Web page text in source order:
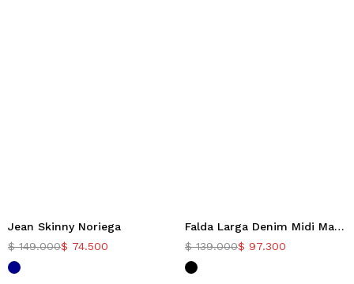
-50%
Jean Skinny Noriega
$149.000$ 74.500
-30%
Falda Larga Denim Midi Madison
$139.000$ 97.300